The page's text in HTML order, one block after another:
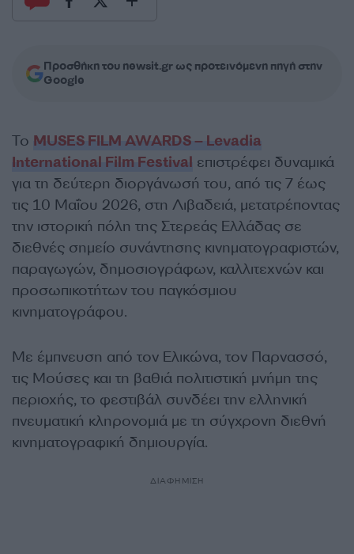
Προσθήκη του newsit.gr ως προτεινόμενη πηγή στην
Google
Το MUSES FILM AWARDS – Levadia
International Film Festival επιστρέφει δυναμικά
για τη δεύτερη διοργάνωσή του, από τις 7 έως
τις 10 Μαΐου 2026, στη Λιβαδειά, μετατρέποντας
την ιστορική πόλη της Στερεάς Ελλάδας σε
διεθνές σημείο συνάντησης κινηματογραφιστών,
παραγωγών, δημοσιογράφων, καλλιτεχνών και
προσωπικοτήτων του παγκόσμιου
κινηματογράφου.
Με έμπνευση από τον Ελικώνα, τον Παρνασσό,
τις Μούσες και τη βαθιά πολιτιστική μνήμη της
περιοχής, το φεστιβάλ συνδέει την ελληνική
πνευματική κληρονομιά με τη σύγχρονη διεθνή
κινηματογραφική δημιουργία.
ΔΙΑΦΗΜΙΣΗ